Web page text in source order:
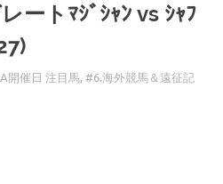
ートﾏｼﾞｼｬﾝ vs ｼｬﾌ
開催日 注目馬,#6.海外競馬＆遠征記